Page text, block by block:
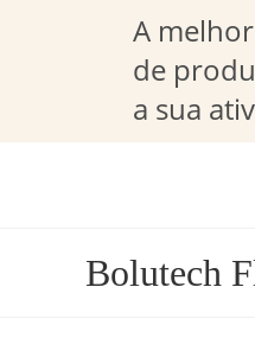
A
de
a sua
Bolutech